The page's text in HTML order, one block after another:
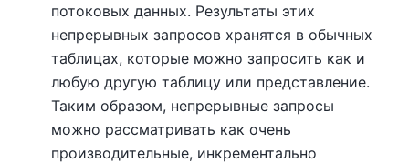
потоковых данных. Результаты этих
непрерывных запросов хранятся в обычных
таблицах, которые можно запросить как и
любую другую таблицу или представление.
Таким образом, непрерывные запросы
можно рассматривать как очень
производительные, инкрементально